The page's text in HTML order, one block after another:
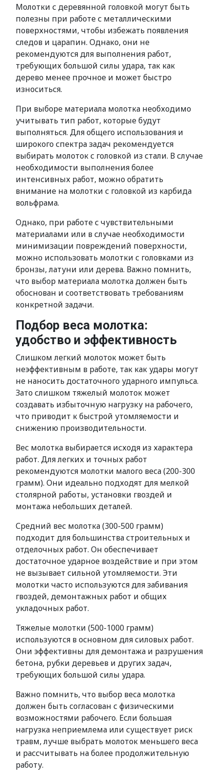
Молотки с деревянной головкой могут быть
полезны при работе с металлическими
поверхностями, чтобы избежать появления
следов и царапин. Однако, они не
рекомендуются для выполнения работ,
требующих большой силы удара, так как
дерево менее прочное и может быстро
износиться.
При выборе материала молотка необходимо
учитывать тип работ, которые будут
выполняться. Для общего использования и
широкого спектра задач рекомендуется
выбирать молоток с головкой из стали. В случае
необходимости выполнения более
интенсивных работ, можно обратить
внимание на молотки с головкой из карбида
вольфрама.
Однако, при работе с чувствительными
материалами или в случае необходимости
минимизации повреждений поверхности,
можно использовать молотки с головками из
бронзы, латуни или дерева. Важно помнить,
что выбор материала молотка должен быть
обоснован и соответствовать требованиям
конкретной задачи.
Подбор веса молотка:
удобство и эффективность
Слишком легкий молоток может быть
неэффективным в работе, так как удары могут
не наносить достаточного ударного импульса.
Зато слишком тяжелый молоток может
создавать избыточную нагрузку на рабочего,
что приводит к быстрой утомляемости и
снижению производительности.
Вес молотка выбирается исходя из характера
работ. Для легких и точных работ
рекомендуются молотки малого веса (200-300
грамм). Они идеально подходят для мелкой
столярной работы, установки гвоздей и
монтажа небольших деталей.
Средний вес молотка (300-500 грамм)
подходит для большинства строительных и
отделочных работ. Он обеспечивает
достаточное ударное воздействие и при этом
не вызывает сильной утомляемости. Эти
молотки часто используются для забивания
гвоздей, демонтажных работ и общих
укладочных работ.
Тяжелые молотки (500-1000 грамм)
используются в основном для силовых работ.
Они эффективны для демонтажа и разрушения
бетона, рубки деревьев и других задач,
требующих большой силы удара.
Важно помнить, что выбор веса молотка
должен быть согласован с физическими
возможностями рабочего. Если большая
нагрузка неприемлема или существует риск
травм, лучше выбрать молоток меньшего веса
и рассчитывать на более продолжительную
работу.